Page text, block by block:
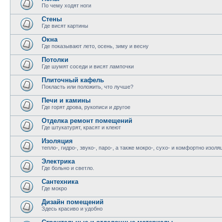
По чему ходят ноги
Стены
Где висят картины
Окна
Где показывают лето, осень, зиму и весну
Потолки
Где шумят соседи и висят лампочки
Плиточный кафель
Покласть или положить, что лучше?
Печи и камины
Где горят дрова, рукописи и другое
Отделка ремонт помещений
Где штукатурят, красят и клеют
Изоляция
тепло-, гидро-, звуко-, паро-, а также мокро-, сухо- и комфортно
Электрика
Где больно и светло.
Сантехника
Где мокро
Дизайн помещений
Здесь красиво и удобно